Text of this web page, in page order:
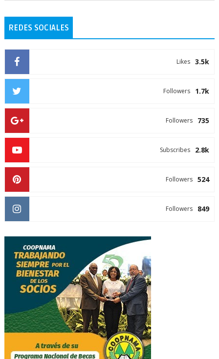
REDES SOCIALES
3.5k
Likes
1.7k
Followers
735
Followers
2.8k
Subscribes
524
Followers
849
Followers